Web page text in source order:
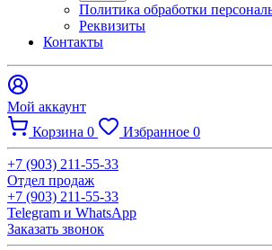
Политика обработки
Реквизиты
Контакты
Мой аккаунт
Корзина 0 Избранное 0
+7 (903) 211-55-33
Отдел продаж
+7 (903) 211-55-33
Telegram и WhatsApp
Заказать звонок